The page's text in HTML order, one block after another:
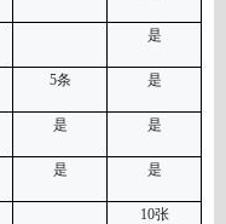
是
5条 是
是 是
是 是
10张